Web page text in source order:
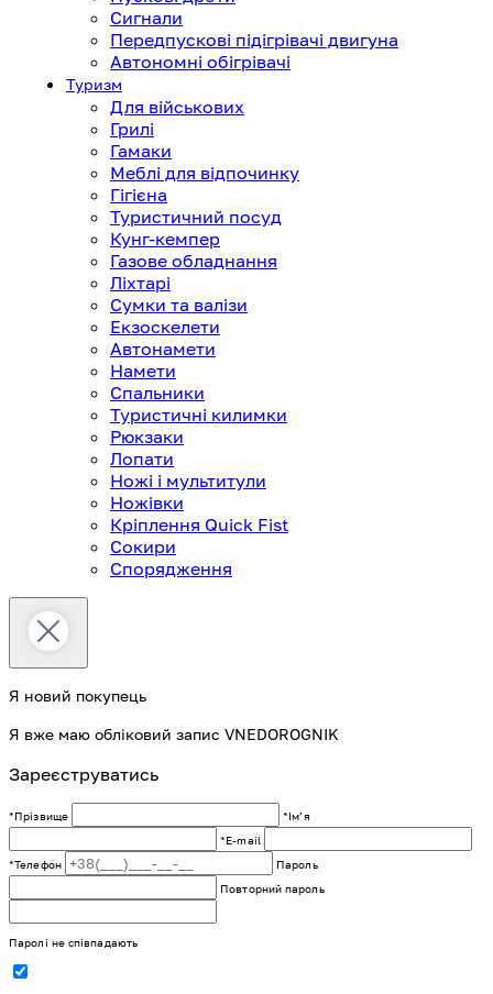
Сигнали
Передпускові підігрівачі двигуна
Автономні обігрівачі
Туризм
Для військових
Грилі
Гамаки
Меблі для відпочинку
Гігієна
Туристичний посуд
Кунг-кемпер
Газове обладнання
Ліхтарі
Сумки та валізи
Екзоскелети
Автонамети
Намети
Спальники
Туристичні килимки
Рюкзаки
Лопати
Ножі і мультитули
Ножівки
Кріплення Quick Fist
Сокири
Спорядження
Я новий покупець
Я вже маю обліковий запис VNEDOROGNIK
Зареєструватись
*Прізвище
*Імʼя
*E-mail
*Телефон
Пароль
Повторний пароль
Паролі не співпадають